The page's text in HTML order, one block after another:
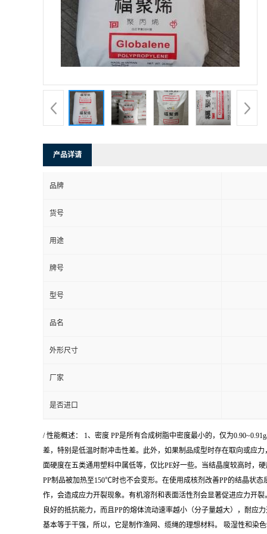
产品详请
品牌
货号
用途
牌号
型号
品名
外形尺寸
厂家
是否进口
/ 性能概述： 1、密度 PP是所有合成树脂中密度最小的，仅为
差，特别是低温时耐冲击性差。此外，如果制品成型时存在取向或应
面硬度在五类通用塑料中属低等，仅比PE好一些。当结晶度较高时，
PP制品被加热至150℃时也不会变形。在使用成核剂改善PP的结晶状
作，会造成应力开裂现象。有机溶剂和表面活性剂会显著促进应力开
良好的抵抗能力，而且PP的熔体流动速率越小（分子量越大），耐应
基本等于干强，所以，它是制作渔网、缆绳的理想材料。 吸湿性和染